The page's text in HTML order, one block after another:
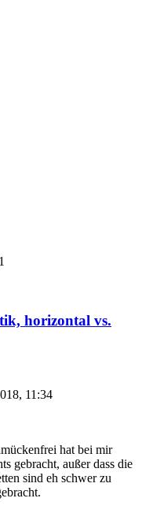
horizontal vs.
11:34
hat bei mir
gebracht, außer dass die
sind eh schwer zu